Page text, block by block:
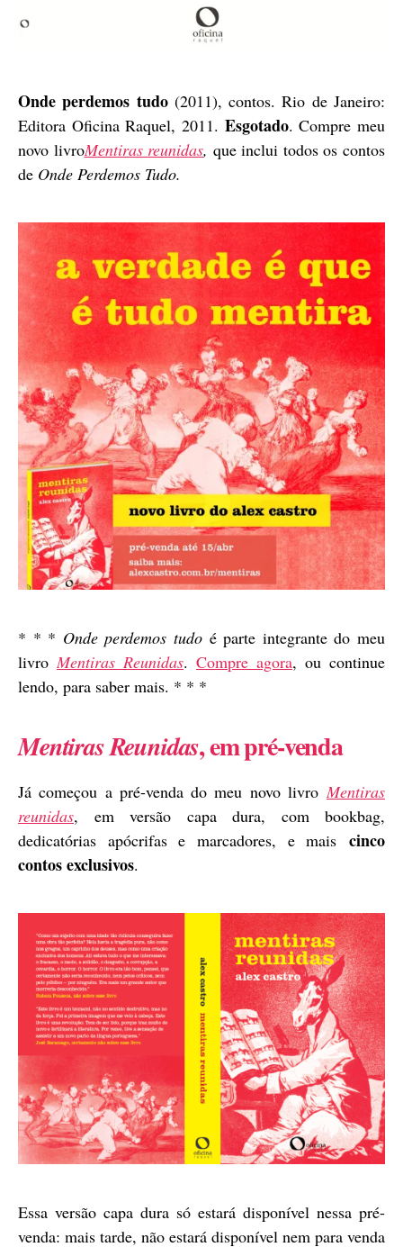
Onde perdemos tudo(2011), contos. Rio de Janeiro:
Editora Oficina Raquel, 2011. Esgotado. Compre meu
novo livroMentiras reunidas, que inclui todos os contos
de Onde Perdemos Tudo.
* * * Onde perdemos tudo é parte integrante do meu
livro Mentiras Reunidas. Compre agora, ou continue
lendo, para saber mais. * * *
Mentiras Reunidas, em pré-venda
Já começou a pré-venda do meu novo livro Mentiras
reunidas, em versão capa dura, com bookbag,
dedicatórias apócrifas e marcadores, e mais cinco
contos exclusivos.
Essa versão capa dura só estará disponível nessa pré-
venda: mais tarde, não estará disponível nem para venda